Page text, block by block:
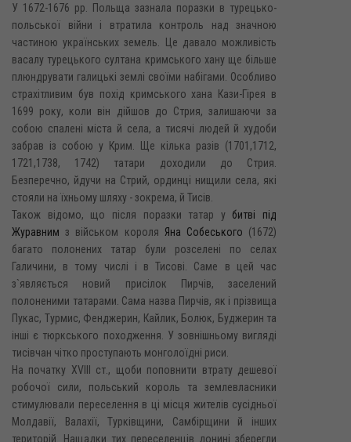
У 1672-1676 pp. Польща зазнала поразки в турецько-
польської війни і втратила контроль над значною
частиною українських земель. Це давало можливість
васалу турецького султана кримського хану ще більше
плюндрувати галицькі землі своїми набігами. Особливо
страхітливим був похід кримського хана Кази-Гірея в
1699 року, коли він дійшов до Стрия, залишаючи за
собою спалені міста й села, а тисячі людей й худоби
забрав із собою у Крим. Ще кілька разів (1701,1712,
1721,1738, 1742) татари доходили до Стрия.
Безперечно, йдучи на Стрий, ординці нищили села, які
стояли на їхньому шляху - зокрема, й Тисів.
Також відомо, що після поразки татар убитві під
Журавним з військом короля Яна Собеського (1672)
багато полонених татар були розселені по селах
Галичини, в тому числі і в Тисові. Саме в цей час
з`являється новий присілок Пирчів, заселений
полоненими татарами. Сама назва Пирчів, як і прізвища
Пукас, Турмис, Фенджерин, Кайлик, Болюк, Буджерин та
інші є тюркського походження. У зовнішньому вигляді
тисівчан чітко проступають монголоїдні риси.
На початку XVIII ст., щоби поповнити втрату дешевої
робочої сили, польський король та землевласники
стимулювали переселення в ці місця жителів сусідньої
Молдавії, Валахії, Турківщини, Самбірщини й інших
територій. Нащадки тих переселенців донині зберегли